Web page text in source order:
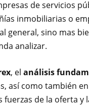
de servicios
inmobiliarias o
general, sino mas
analizar.
, el análisis
así como también
de la oferta y